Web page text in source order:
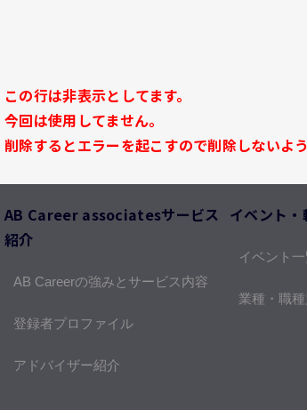
この行は非表示としてます。
今回は使用してません。
削除するとエラーを起こすので削除しないよ
AB Career associatesサービス
紹介
AB Careerの強みとサービス内容
登録者プロファイル
アドバイザー紹介
イベント
イベント
業種・職